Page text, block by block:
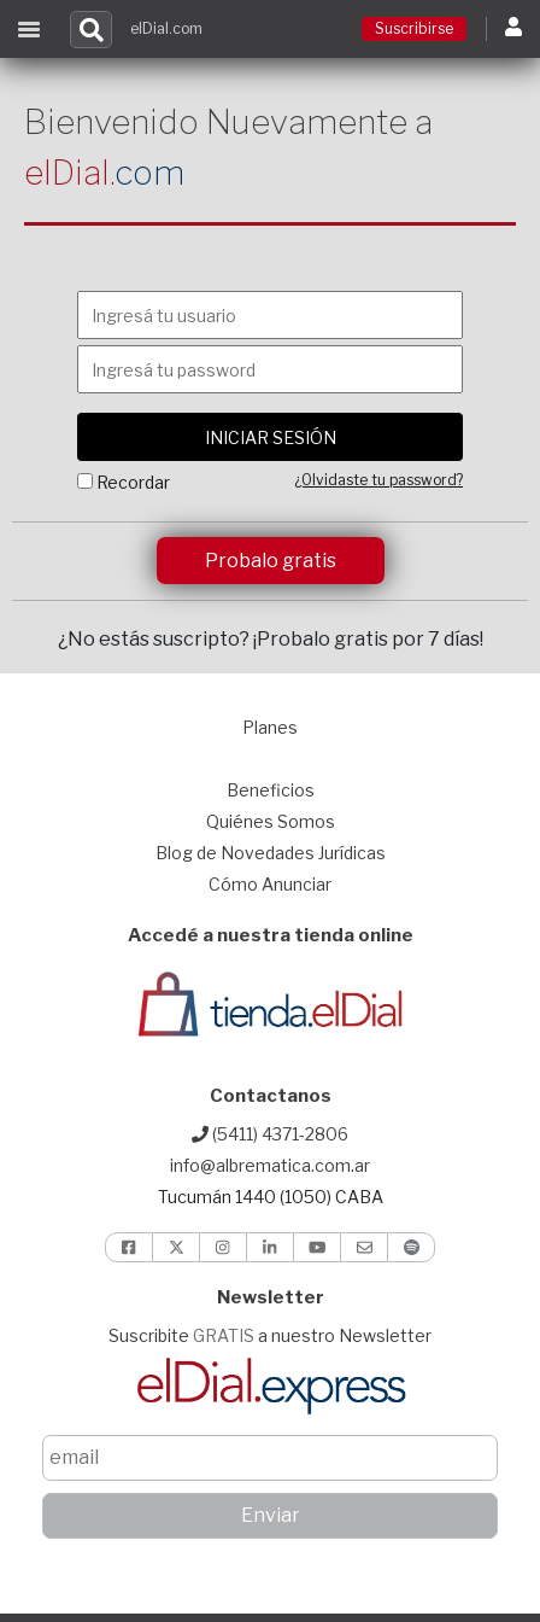
Contacto
elDial.com Suscribirse
Bienvenido Nuevamente a
elDial.com
Recordar ¿Olvidaste tu password?
Probalo gratis
¿No estás suscripto? ¡Probalo gratis por 7 días!
Planes
Beneficios
Quiénes Somos
Blog de Novedades Jurídicas
Cómo Anunciar
Accedé a nuestra tienda online
Contactanos
(5411) 4371-2806
info@albrematica.com.ar
Tucumán 1440 (1050) CABA
Newsletter
Suscribite GRATIS a nuestro Newsletter